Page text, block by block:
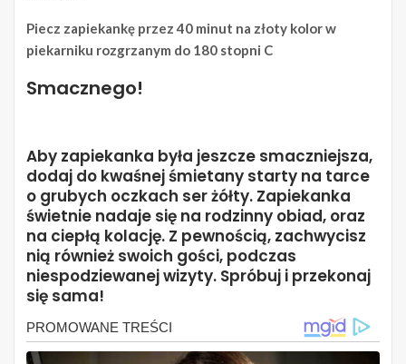
Piecz zapiekankę przez 40 minut na złoty kolor w
piekarniku rozgrzanym do 180 stopni C
Smacznego!
Aby zapiekanka była jeszcze smaczniejsza,
dodaj do kwaśnej śmietany starty na tarce
o grubych oczkach ser żółty. Zapiekanka
świetnie nadaje się na rodzinny obiad, oraz
na ciepłą kolację. Z pewnością, zachwycisz
nią również swoich gości, podczas
niespodziewanej wizyty. Spróbuj i przekonaj
się sama!